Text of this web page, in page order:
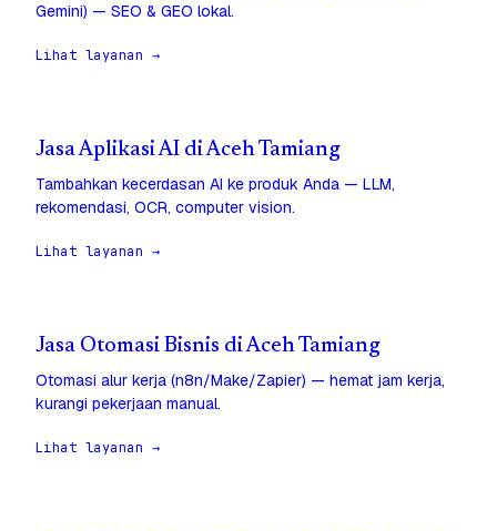
Gemini) — SEO & GEO lokal.
Lihat layanan →
Jasa Aplikasi AI di Aceh Tamiang
Tambahkan kecerdasan AI ke produk Anda — LLM,
rekomendasi, OCR, computer vision.
Lihat layanan →
Jasa Otomasi Bisnis di Aceh Tamiang
Otomasi alur kerja (n8n/Make/Zapier) — hemat jam kerja,
kurangi pekerjaan manual.
Lihat layanan →